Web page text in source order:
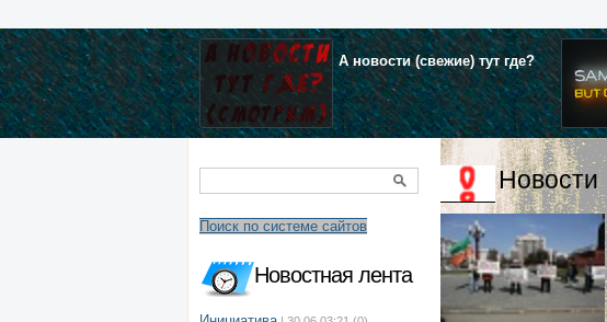
А новости (свежие) тут где?
Поиск по системе сайтов
Новостная лента
Новости